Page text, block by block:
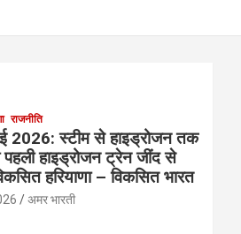
राजनीति
2026: स्टीम से हाइड्रोजन तक
पहली हाइड्रोजन ट्रेन जींद से
हरियाणा – विकसित भारत
अमर भारती